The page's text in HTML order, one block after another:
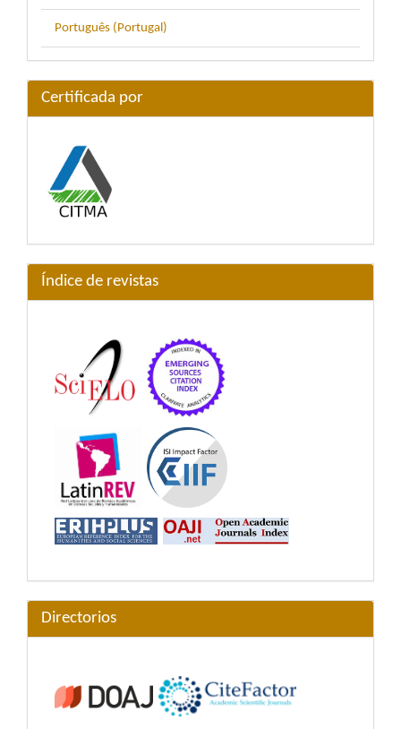
Português (Portugal)
Certificada por
Índice de revistas
Directorios